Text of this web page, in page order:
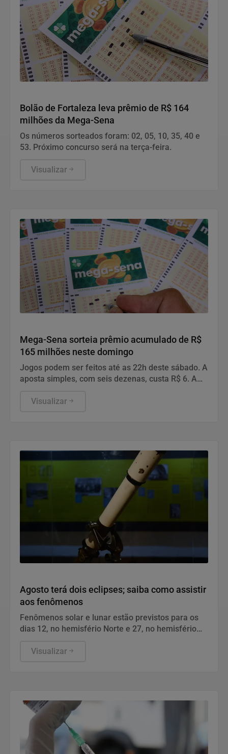
Bolão de Fortaleza leva prêmio de R$ 164
milhões da Mega-Sena
Os números sorteados foram: 02, 05, 10, 35, 40 e
53. Próximo concurso será na terça-feira.
Visualizar
Mega-Sena sorteia prêmio acumulado de R$
165 milhões neste domingo
Jogos podem ser feitos até as 22h deste sábado. A
aposta simples, com seis dezenas, custa R$ 6. A
Visualizar
Agosto terá dois eclipses; saiba como assistir
aos fenômenos
Fenômenos solar e lunar estão previstos para os
dias 12, no hemisfério Norte e 27, no hemisfério
Visualizar